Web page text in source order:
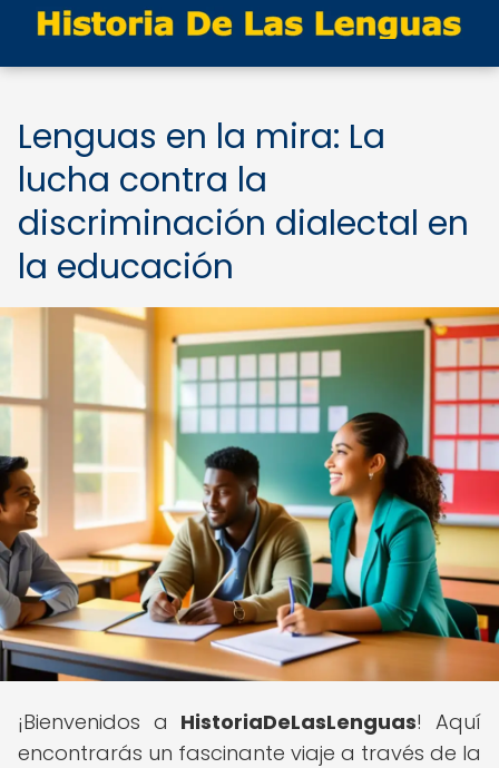
Lenguas en la mira: La
lucha contra la
discriminación dialectal en
la educación
¡Bienvenidos a HistoriaDeLasLenguas! Aquí
encontrarás un fascinante viaje a través de la